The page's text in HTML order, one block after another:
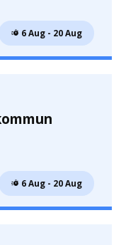
6 Aug - 20 Aug
6 Aug - 20 Aug